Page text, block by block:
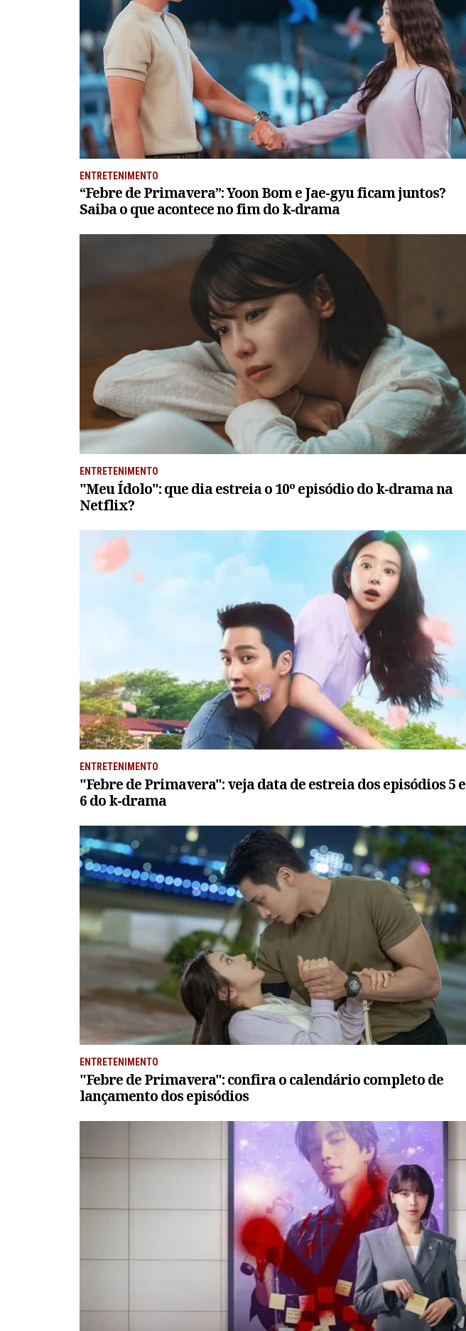
ENTRETENIMENTO
“Febre de Primavera”: Yoon Bom e Jae-gyu ficam juntos?
Saiba o que acontece no fim do k-drama
ENTRETENIMENTO
"Meu Ídolo": que dia estreia o 10º episódio do k-drama na
Netflix?
ENTRETENIMENTO
"Febre de Primavera": veja data de estreia dos episódios 5 e
6 do k-drama
ENTRETENIMENTO
"Febre de Primavera": confira o calendário completo de
lançamento dos episódios